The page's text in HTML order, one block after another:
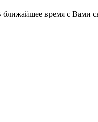
время с Вами